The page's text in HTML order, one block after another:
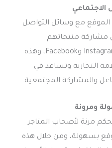
الاجتماعي
مع وسائل التواصل
مشاركة منتجاتهم
المفضلة عبر منصات مثل Instagram وFacebook، وهذه
التجارية وتساعد في
والمشاركة المجتمعية.
ومرونة
مرنة لأصحاب المتاجر
بسهولة، ومن خلال هذه